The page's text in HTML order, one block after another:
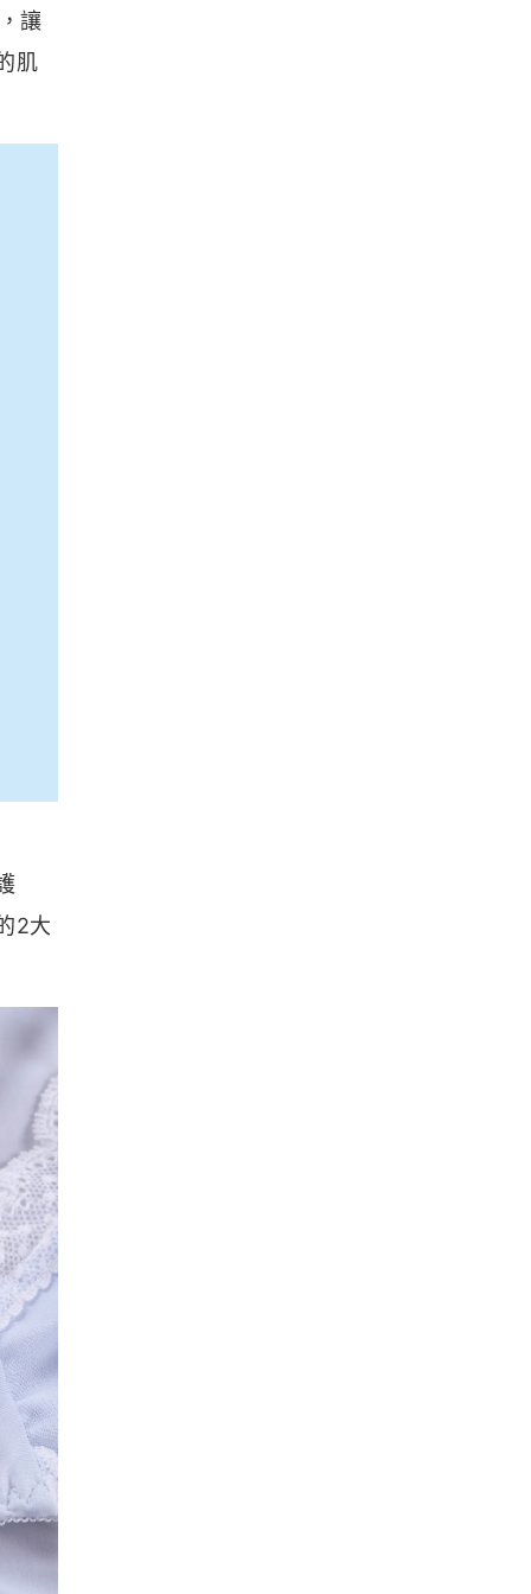
讓
肌
2大